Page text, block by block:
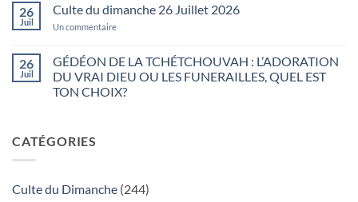
pas
étonné
…
26
Juil
Culte du dimanche 26 Juillet 2026
Un commentairesur
dimanche
26
Juillet
2026
26
Juil
GÉDÉON DE LA TCHÉTCHOUVAH : L’ADORATION
DU VRAI DIEU OU LES FUNERAILLES, QUEL EST
TON CHOIX?
GÉDÉON
DE
L’ADORATION
CATÉGORIES
Culte du Dimanche (244)